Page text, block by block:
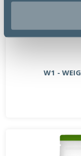
W1 -